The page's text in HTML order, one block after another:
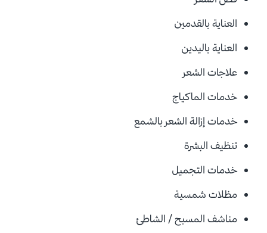
العناية بالقدمين
العناية باليدين
علاجات الشعر
خدمات الماكياج
خدمات إزالة الشعر بالشمع
تنظيف البشرة
خدمات التجميل
مظلات شمسية
مناشف المسبح / الشاطئ